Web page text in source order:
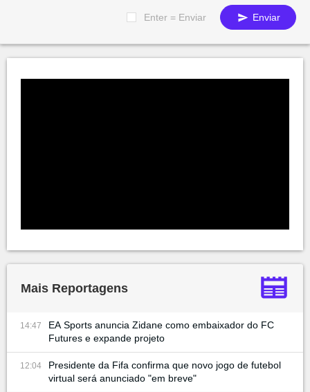
Enter = Enviar Enviar
Mais Reportagens
14:47
EA Sports anuncia Zidane como embaixador do FC
Futures e expande projeto
12:04
Presidente da Fifa confirma que novo jogo de futebol
virtual será anunciado "em breve"